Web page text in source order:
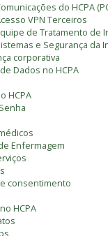
do HCPA
VPN Terceiros
de Tratamento de
e Segurança da
corporativa
Dados no HCPA
HCPA
Enfermagem
consentimento
HCPA